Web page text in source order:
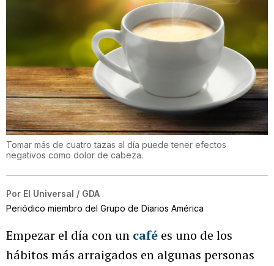
Tomar más de cuatro tazas al día puede tener efectos
negativos como dolor de cabeza.
Por El Universal / GDA
Periódico miembro del Grupo de Diarios América
Empezar el día con un café es uno de los
hábitos más arraigados en algunas personas